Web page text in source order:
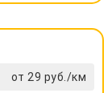
от 29 руб./км